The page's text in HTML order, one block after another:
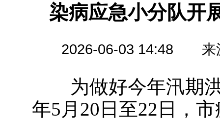
染病应急小分队开
2026-06-03 14:48 来
为做好今年汛期洪
年5月20日至22日，